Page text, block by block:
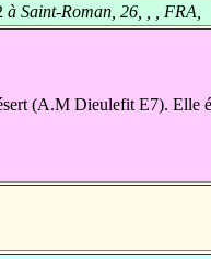
à Saint-Roman, 26, , , FRA,
(A.M Dieulefit E7). Elle